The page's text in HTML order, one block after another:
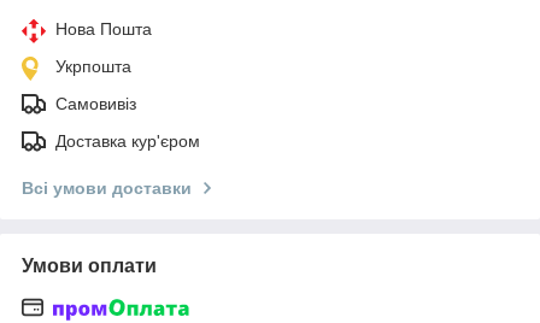
Нова Пошта
Укрпошта
Самовивіз
Доставка кур'єром
Всі умови доставки
Умови оплати